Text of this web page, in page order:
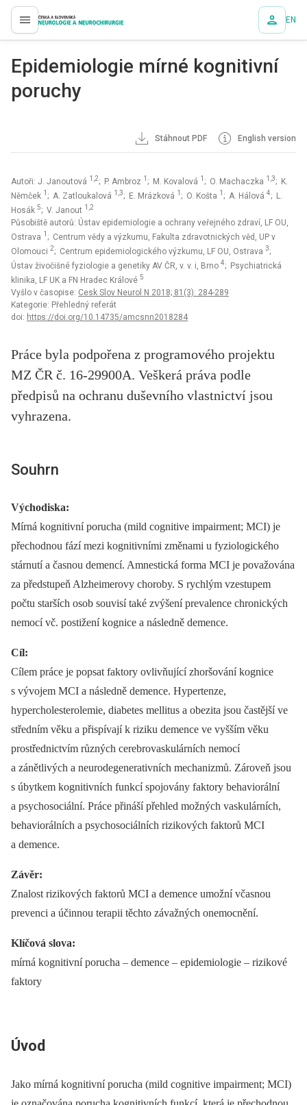
proLékaře.cz EN
Epidemiologie mírné kognitivní
poruchy
Stáhnout PDF English version
Autoři: J. Janoutová 1,2; P. Ambroz 1 ; M. Kovalová 1 ; O. Machaczka 1,3; K.
Němček 1 ; A. Zatloukalová 1,3; E. Mrázková 1 ; O. Košta 1 ; A. Hálová 4; L.
Hosák 5; V. Janout 1,2
Působiště autorů: Ústav epidemiologie a ochrany veřejného zdraví, LF OU,
Ostrava 1 ; Centrum vědy a výzkumu, Fakulta zdravotnických věd, UP v
Olomouci 2; Centrum epidemiologického výzkumu, LF OU, Ostrava 3;
Ústav živočišné fyziologie a genetiky AV ČR, v. v. i, Brno 4; Psychiatrická
klinika, LF UK a FN Hradec Králové 5
Vyšlo v časopise: Cesk Slov Neurol N 2018; 81(3): 284-289
Kategorie: Přehledný referát
doi: https://doi.org/10.14735/amcsnn2018284
Práce byla podpořena z programového projektu
MZ ČR č. 16-29900A. Veškerá práva podle
předpisů na ochranu duševního vlastnictví jsou
vyhrazena.
Souhrn
Východiska:
Mírná kognitivní porucha (mild cognitive impairment; MCI) je
přechodnou fází mezi kognitivními změnami u fyziologického
stárnutí a časnou demencí. Amnestická forma MCI je považována
za předstupeň Alzheimerovy choroby. S rychlým vzestupem
počtu starších osob souvisí také zvýšení prevalence chronických
nemocí vč. postižení kognice a následně demence.
Cíl:
Cílem práce je popsat faktory ovlivňující zhoršování kognice
s vývojem MCI a následně demence. Hypertenze,
hypercholesterolemie, diabetes mellitus a obezita jsou častější ve
středním věku a přispívají k riziku demence ve vyšším věku
prostřednictvím různých cerebrovaskulárních nemocí
a zánětlivých a neurodegenerativních mechanizmů. Zároveň jsou
s úbytkem kognitivních funkcí spojovány faktory behaviorální
a psychosociální. Práce přináší přehled možných vaskulárních,
behaviorálních a psychosociálních rizikových faktorů MCI
a demence.
Závěr:
Znalost rizikových faktorů MCI a demence umožní včasnou
prevenci a účinnou terapii těchto závažných onemocnění.
Klíčová slova:
mírná kognitivní porucha –⁠ demence –⁠ epidemiologie –⁠ rizikové
faktory
Úvod
Jako mírná kognitivní porucha (mild cognitive impairment; MCI)